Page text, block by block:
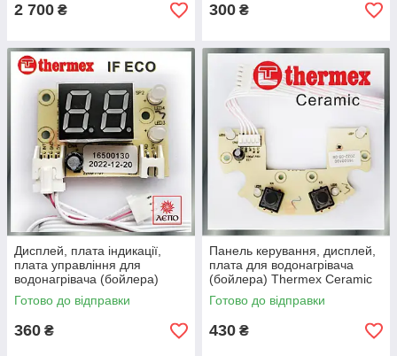
2 700 ₴ 300 ₴
Дисплей, плата індикації,
плата управління для
водонагрівача (бойлера)
Thermex (Термекс) IF (ECO)
(Оригінал)
Готово до відправки
360 ₴
Панель керування, дисплей,
плата для водонагрівача
(бойлера) Thermex Ceramic
Термекс Керамік (Оригінал)
Готово до відправки
430 ₴